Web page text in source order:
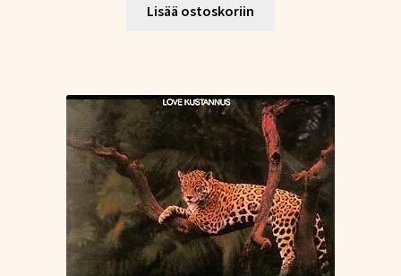
Lisää ostoskoriin